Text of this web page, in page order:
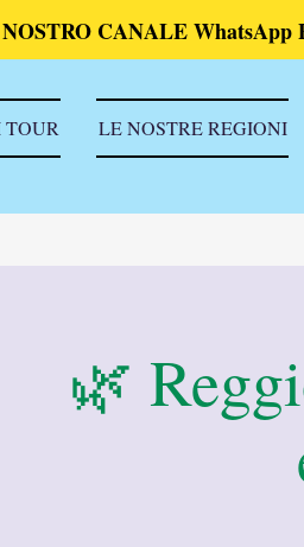
CANALE
TOUR LE NOSTRE REGIONI
🌿